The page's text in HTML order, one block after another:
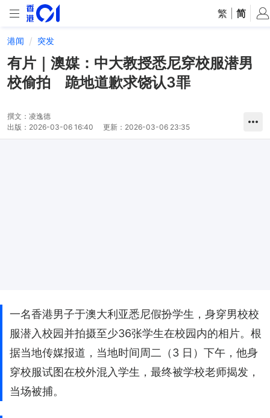
繁 简
港闻 突发
有片｜澳媒：中大教授悉尼穿校服潜男
校偷拍 跪地道歉求饶认3罪
撰文： 凌逸德
出版： 2026-03-06 16:40 更新： 2026-03-06 23:35
一名香港男子于澳大利亚悉尼假扮学生，身穿男校校
服潜入校园并拍摄至少36张学生在校园内的相片。根
据当地传媒报道，当地时间周二（3 日）下午，他身
穿校服试图在校外混入学生，最终被学校老师揭发，
当场被捕。